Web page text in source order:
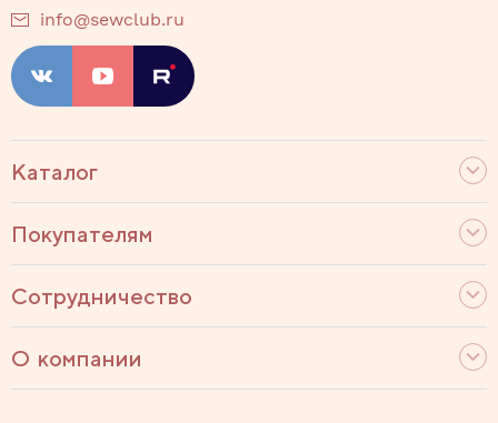
Каталог
Покупателям
Сотрудничество
О компании
info@sewclub.ru